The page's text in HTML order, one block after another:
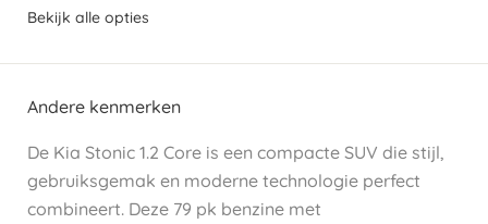
Bekijk alle opties
Andere kenmerken
De Kia Stonic 1.2 Core is een compacte SUV die stijl,
gebruiksgemak en moderne technologie perfect
combineert. Deze 79 pk benzine met